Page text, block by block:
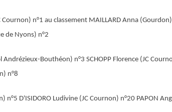
Cournon) n°1 au classement MAILLARD Anna
de Nyons) n°2
Andrézieux-Bouthéon) n°3 SCHOPP Florence (JC
n°8
n°5 D'ISIDORO Ludivine (JC Cournon) n°20 PAPON